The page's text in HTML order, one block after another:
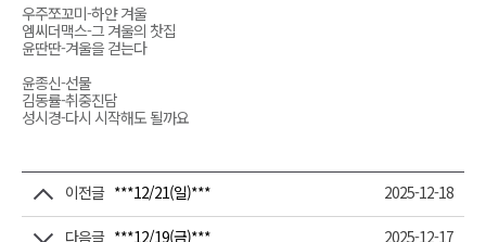
우주쪼꼬미-하얀 겨울
엠씨더맥스-그 겨울의 찻집
윤딴딴-겨울을 걷는다
윤종신-선물
김동률-취중진담
성시경-다시 시작해도 될까요
이전글 ***12/21(일)*** 2025-12-18
다음글 ***12/19(금)*** 2025-12-17